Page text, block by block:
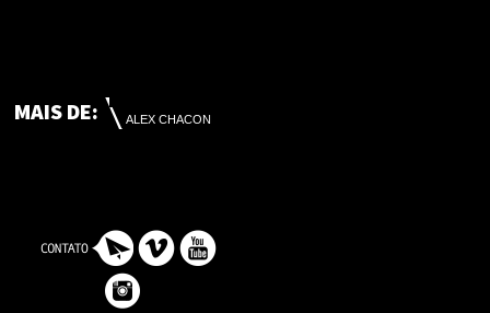
MAIS DE: ALEX CHACON